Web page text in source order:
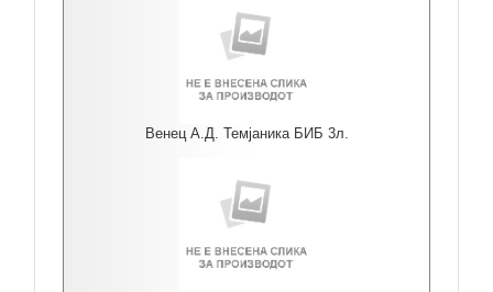
Венец А.Д. Темјаника БИБ 3л.